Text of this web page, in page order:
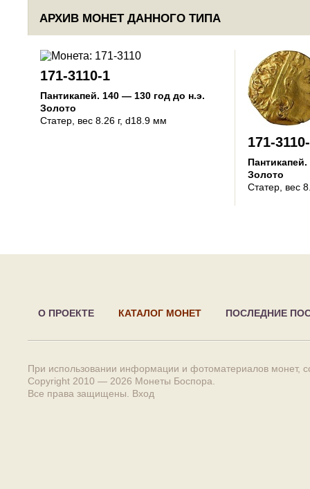
АРХИВ МОНЕТ ДАННОГО ТИПА
171-3110-1
Пантикапей. 140 — 130 год до н.э.
Золото
Статер , вес 8.26 г, d18.9 мм
171-
Пантикапей.
Золото
Статер , вес
О ПРОЕКТЕ КАТАЛОГ МОНЕТ ПОСЛЕДНИЕ
При использовании информации и фотоматериалов монет,
Copyright 2010 — 2026 Монеты Боспора
Все права защищены. Вход